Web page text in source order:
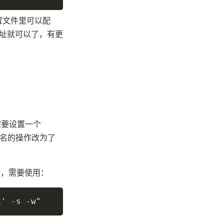
件里可以配
就可以了，有更
设置一个
的操作改为了
需要使用：
-s -w"